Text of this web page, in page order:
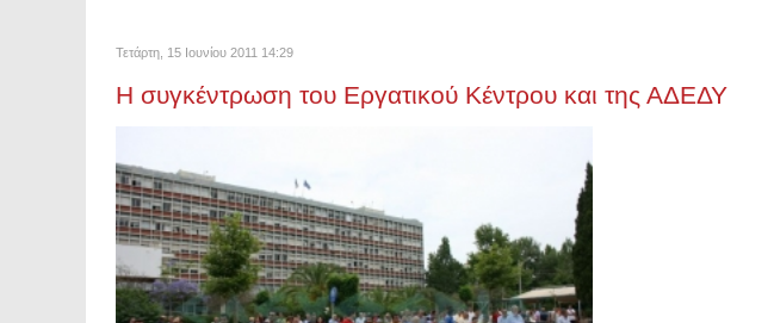
Τετάρτη, 15 Ιουνίου 2011 14:29
Η συγκέντρωση του Εργατικού Κέντρου και της ΑΔΕΔΥ